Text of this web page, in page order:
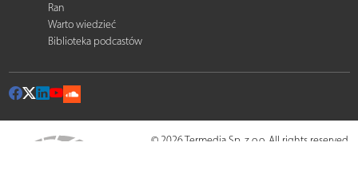
Ran
Warto wiedzieć
Biblioteka podcastów
© 2026 Termedia Sp. z o.o. All rights reserved.